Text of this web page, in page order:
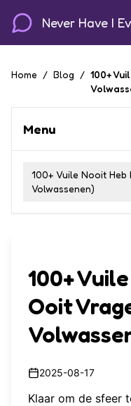
Never Have I
Home / Blog / 100+
Menu
100+ Vuile Nooit Heb
Volwassenen)
100+
Ooit
2025-08-17
Klaar om de sfeer